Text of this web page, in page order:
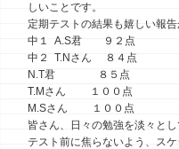
しいことです。
定期テストの結果も嬉しい報告
中１ A.S君 ９２点
中２ T.Nさん ８４点
N.T君 ８５点
T.Mさん １００点
M.Sさん １００点
皆さん、日々の勉強を淡々とし
テスト前に焦らないよう、ス